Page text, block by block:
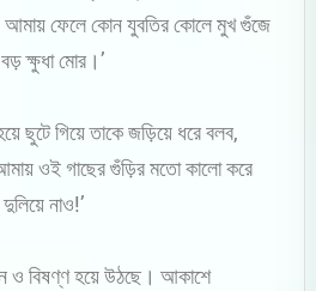
আমায় ফেলে কোন যুবতির কোলে মুখ গুঁজে
ক্ষুধা মোর।’
ছুটে গিয়ে তাকে জড়িয়ে ধরে বলব,
ওই গাছের গুঁড়ির মতো কালো করে
নাও!’
ও বিষণ্ণ হয়ে উঠছে। আকাশে